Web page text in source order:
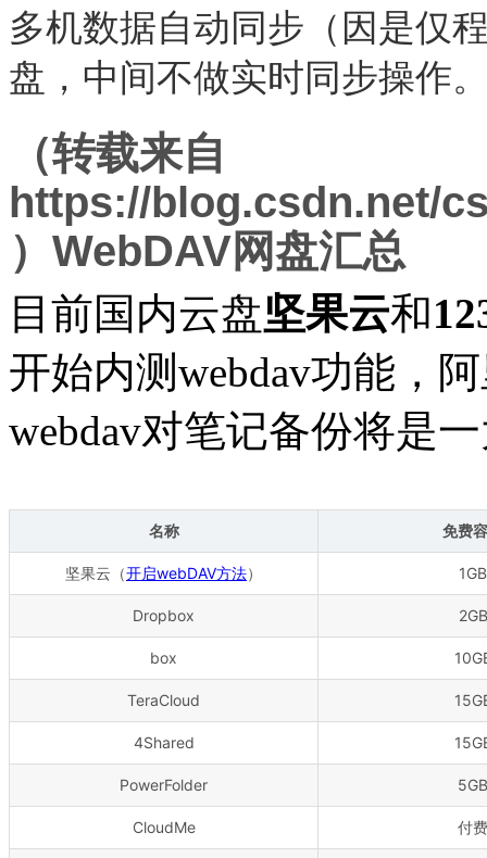
多机数据自动同步（因是仅
盘，中间不做实时同步操作
（转载来自
https://blog.csdn.net/
）WebDAV网盘汇总
目前国内云盘坚果云和
开始内测webdav功能，
webdav对笔记备份将是
名称 免费
坚果云（开启webDAV方法） 1GB
Dropbox 2GB
box
TeraCloud
4Shared
PowerFolder 5GB
CloudMe 付费